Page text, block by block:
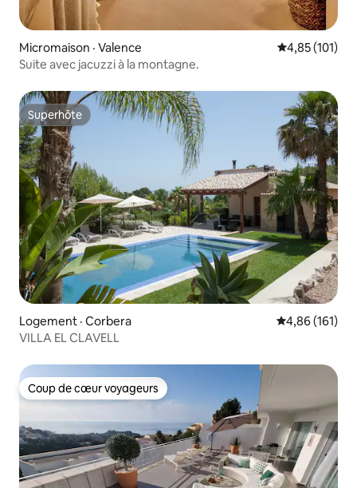
Micromaison · Valence Note
4,85 (101)
Suite avec jacuzzi à la montagne.
Superhôte
Superhôte
Logement · Corbera Note
4,86 (161)
VILLA EL CLAVELL
Coup de cœur voyageurs
Coup de cœur voyageurs